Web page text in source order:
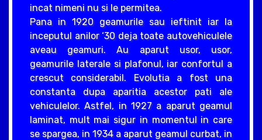
incat nimeni nu si le permitea.
Pana in 1920 geamurile sau ieftinit iar la
inceputul anilor ‘30 deja toate autovehiculele
aveau geamuri. Au aparut usor, usor,
geamurile laterale si plafonul, iar confortul a
crescut considerabil. Evolutia a fost una
constanta dupa aparitia acestor pati ale
vehiculelor. Astfel, in 1927 a aparut geamul
laminat, mult mai sigur in momentul in care
se spargea, in 1934 a aparut geamul curbat, in